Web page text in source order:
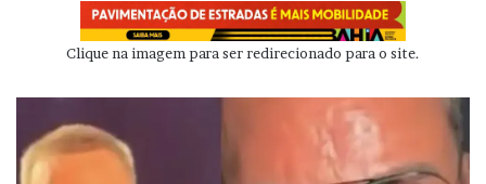
Clique na imagem para ser redirecionado para o site.